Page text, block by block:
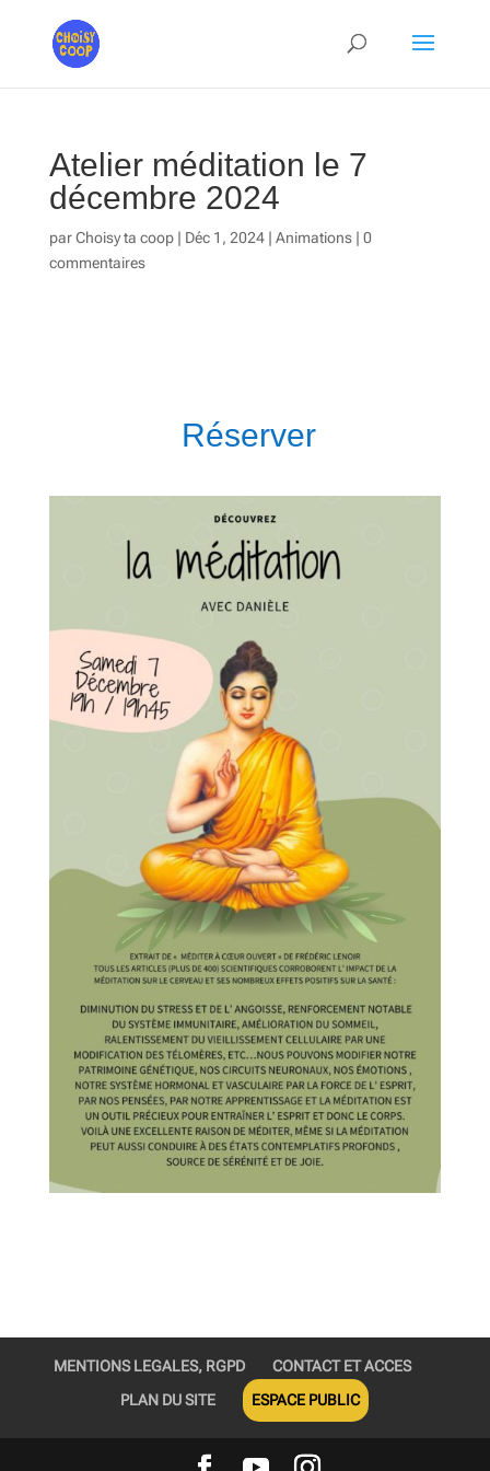
Atelier méditation le 7
décembre 2024
parChoisy ta coop| Déc 1, 2024| Animations| 0
commentaires
Réserver
MENTIONS LEGALES, RGPD
CONTACT ET ACCES
PLAN DU SITE
ESPACE PUBLIC